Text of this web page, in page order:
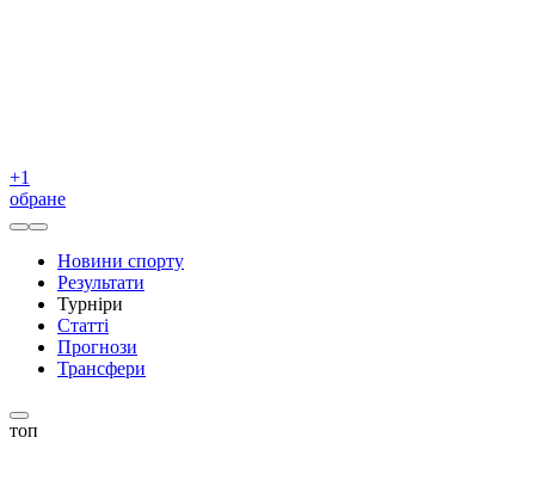
+1
обране
Новини спорту
Результати
Турніри
Статті
Прогнози
Трансфери
топ